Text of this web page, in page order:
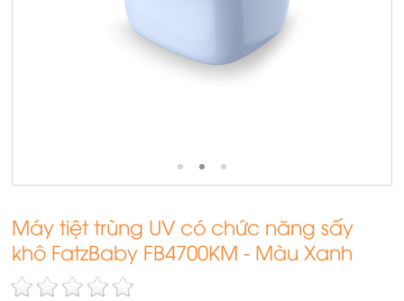
Máy tiệt trùng UV có chức năng sấy
khô FatzBaby FB4700KM - Màu Xanh